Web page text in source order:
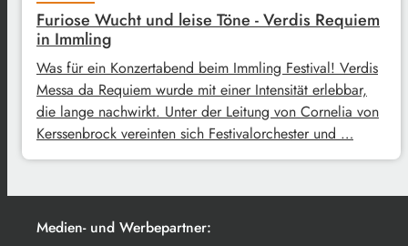
Furiose Wucht und leise Töne - Verdis Requiem
in Immling
Was für ein Konzertabend beim Immling Festival! Verdis
Messa da Requiem wurde mit einer Intensität erlebbar,
die lange nachwirkt. Unter der Leitung von Cornelia von
Kerssenbrock vereinten sich Festivalorchester und …
Medien- und Werbepartner: